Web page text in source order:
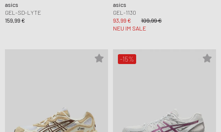
asics
GEL-SD-LYTE
159,99 €
asics
GEL-1130
93,99 €
109,99 €
NEU IM SALE
-15%